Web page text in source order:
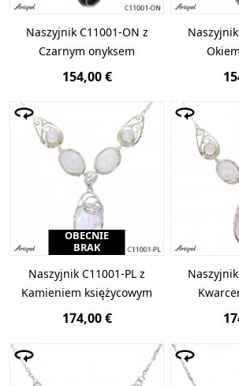
Naszyjnik C11001-ON z
Czarnym onyksem
154,00 €
OBECNIE
BRAK
Naszyjnik C11001-PL z
Kamieniem księżycowym
174,00 €